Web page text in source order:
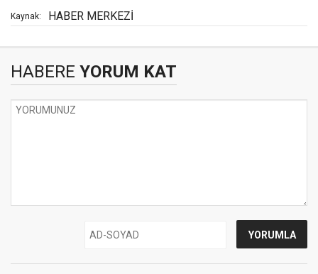
Kaynak: HABER MERKEZİ
HABERE YORUM KAT